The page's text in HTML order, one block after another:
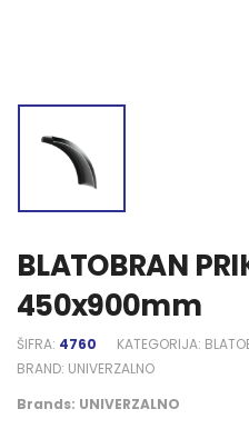
BLATOBRAN
450x900mm
ŠIFRA: 4760 KATEGORIJA:
BRAND: UNIVERZALNO
Brands: UNIVERZALNO